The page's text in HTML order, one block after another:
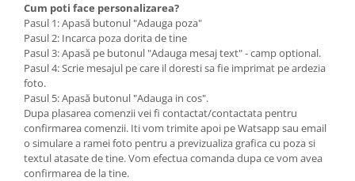
Cum poti face personalizarea?
Pasul 1: Apasă butonul "Adauga poza"
Pasul 2: Incarca poza dorita de tine
Pasul 3: Apasă pe butonul "Adauga mesaj text" - camp optional.
Pasul 4: Scrie mesajul pe care il doresti sa fie imprimat pe ardezia
foto.
Pasul 5: Apasă butonul "Adauga in cos".
Dupa plasarea comenzii vei fi contactat/contactata pentru
confirmarea comenzii. Iti vom trimite apoi pe Watsapp sau email
o simulare a ramei foto pentru a previzualiza grafica cu poza si
textul atasate de tine. Vom efectua comanda dupa ce vom avea
confirmarea de la tine.